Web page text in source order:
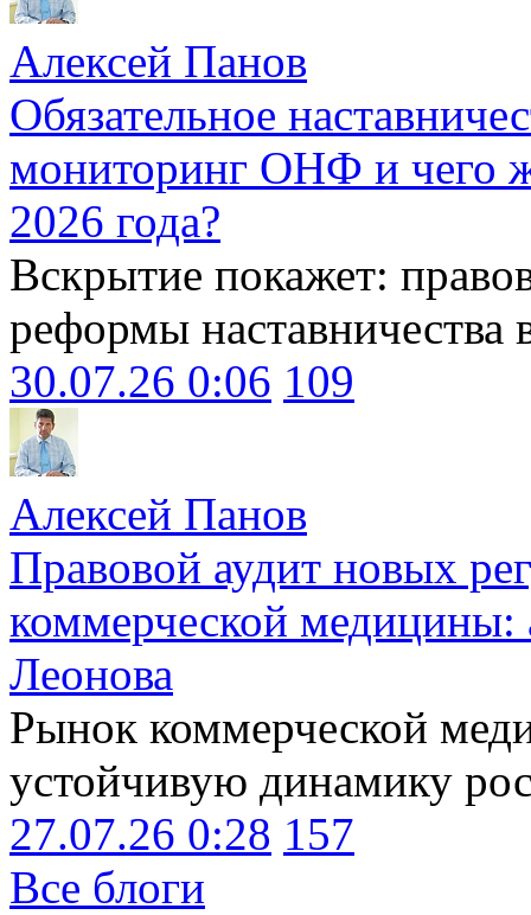
Алексей Панов
Обязательное
мониторинг ОНФ и чего
2026 года?
Вскрытие покажет:
реформы наставничества
30.07.26 0:06 109
Алексей Панов
Правовой аудит новых
коммерческой медицины:
Леонова
Рынок коммерческой
устойчивую динамику
27.07.26 0:28 157
Все блоги